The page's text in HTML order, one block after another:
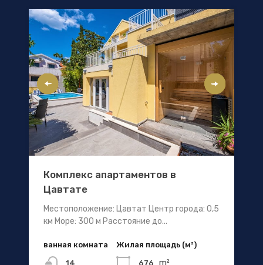
Комплекс апартаментов в
Цавтате
Местоположение: Цавтат Центр города: 0,5
км Море: 300 м Расстояние до...
ванная комната
14
Жилая площадь (м²)
676 m²